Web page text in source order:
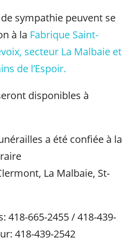
sympathie peuvent se
à la Fabrique Saint-
secteur La Malbaie et
de l’Espoir.
disponibles à
a été confiée à la
La Malbaie, St-
418-665-2455 / 418-439-
418-439-2542